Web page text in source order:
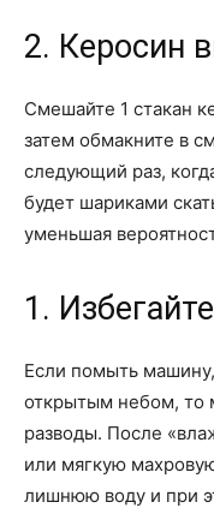
2. Керосин
Смешайте 1 стакан
затем обмакните в
следующий раз,
будет шариками
уменьшая
1.
Если помыть
открытым небом, то
разводы. После
или мягкую
лишнюю воду и при